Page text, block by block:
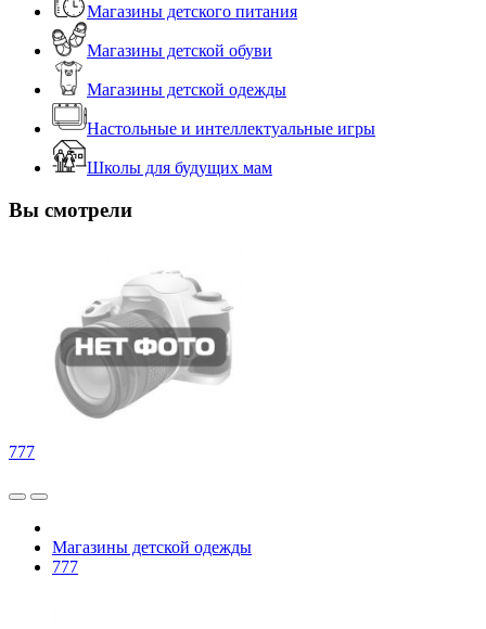
Магазины детского питания
Магазины детской обуви
Магазины детской одежды
Настольные и интеллектуальные игры
Школы для будущих мам
Вы смотрели
777
Магазины детской одежды
777